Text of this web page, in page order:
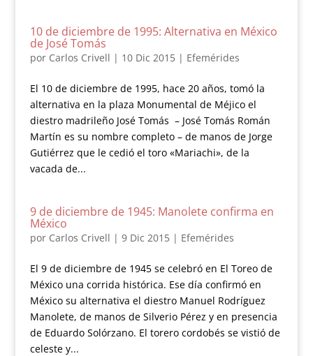
10 de diciembre de 1995: Alternativa en México
de José Tomás
por Carlos Crivell | 10 Dic 2015| Efemérides
El 10 de diciembre de 1995, hace 20 años, tomó la
alternativa en la plaza Monumental de Méjico el
diestro madrileño José Tomás – José Tomás Román
Martín es su nombre completo – de manos de Jorge
Gutiérrez que le cedió el toro «Mariachi», de la
vacada de...
9 de diciembre de 1945: Manolete confirma en
México
por Carlos Crivell | 9 Dic 2015| Efemérides
El 9 de diciembre de 1945 se celebró en El Toreo de
México una corrida histórica. Ese día confirmó en
México su alternativa el diestro Manuel Rodríguez
Manolete, de manos de Silverio Pérez y en presencia
de Eduardo Solórzano. El torero cordobés se vistió de
celeste y...